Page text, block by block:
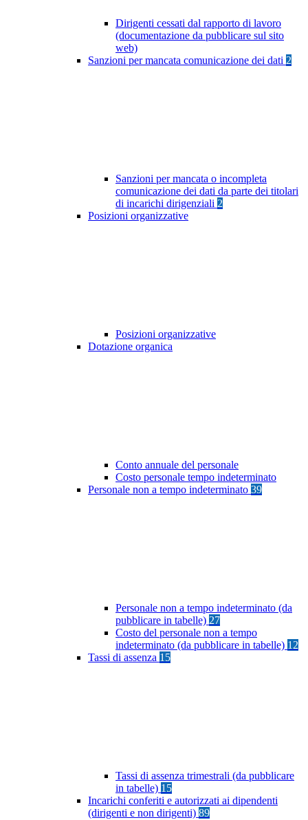
Dirigenti cessati dal rapporto di lavoro
(documentazione da pubblicare sul sito
web)
Sanzioni per mancata comunicazione dei dati 2
Sanzioni per mancata o incompleta
comunicazione dei dati da parte dei titolari
di incarichi dirigenziali 2
Posizioni organizzative
Posizioni organizzative
Dotazione organica
Conto annuale del personale
Costo personale tempo indeterminato
Personale non a tempo indeterminato 39
Personale non a tempo indeterminato (da
pubblicare in tabelle) 27
Costo del personale non a tempo
indeterminato (da pubblicare in tabelle) 12
Tassi di assenza 15
Tassi di assenza trimestrali (da pubblicare
in tabelle) 15
Incarichi conferiti e autorizzati ai dipendenti
(dirigenti e non dirigenti) 89